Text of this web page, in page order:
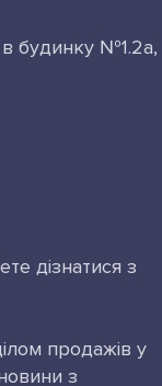
будинку №1.2а,
дізнатися з
продажів у
з